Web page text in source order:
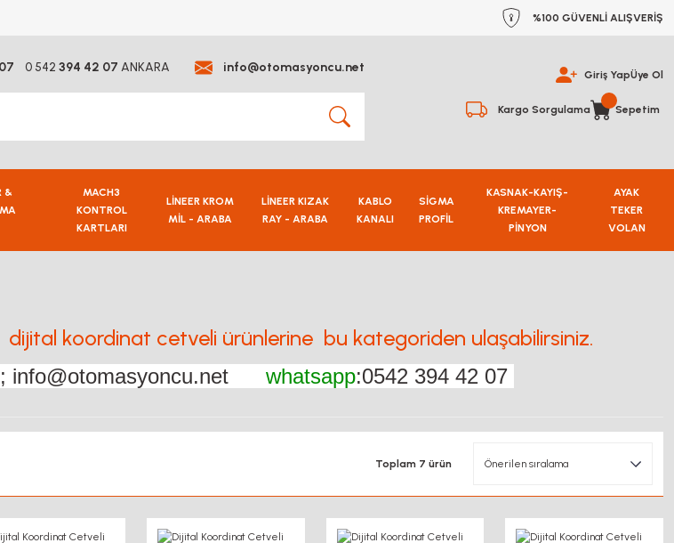
%100 GÜVENLİ ALIŞVERİŞ
0 542 394 42 07 ANKARA info@otomasyoncu.net Giriş YapÜye Ol
Kargo Sorgulama Sepetim
&
MACH3
KONTROL
KARTLARI
LİNEER KROM
MİL - ARABA
LİNEER KIZAK
RAY - ARABA
KABLO
KANALI
SİGMA
PROFİL
KASNAK-KAYIŞ-
KREMAYER-
PİNYON
AYAK
TEKER
VOLAN
dijital koordinat cetveli ürünlerine bu kategoriden ulaşabilirsiniz.
; info@otomasyoncu.net whatsapp:0542 394 42 07
Toplam 7 ürün